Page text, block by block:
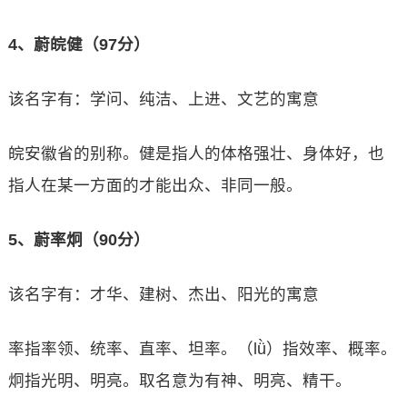
4、蔚皖健（97分）
该名字有：学问、纯洁、上进、文艺的寓意
皖安徽省的别称。健是指人的体格强壮、身体好，也
指人在某一方面的才能出众、非同一般。
5、蔚率炯（90分）
该名字有：才华、建树、杰出、阳光的寓意
率指率领、统率、直率、坦率。（lǜ）指效率、概率。
炯指光明、明亮。取名意为有神、明亮、精干。